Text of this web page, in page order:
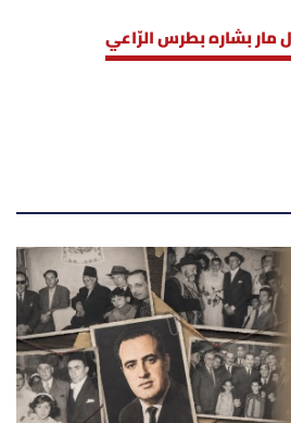
مار بشاره بطرس الرّاعي